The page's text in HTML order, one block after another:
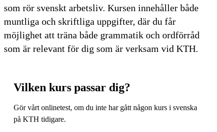
som rör svenskt arbetsliv. Kursen innehåller både
muntliga och skriftliga uppgifter, där du får
möjlighet att träna både grammatik och ordförråd
som är relevant för dig som är verksam vid KTH.
Vilken kurs passar dig?
Gör vårt onlinetest, om du inte har gått någon kurs i svenska
på KTH tidigare.